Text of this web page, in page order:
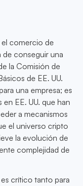
comercio de
de conseguir una
la Comisión de
de EE. UU.
una empresa; es
EE. UU. que han
a mecanismos
el universo cripto
la evolución de
complejidad de
es crítico tanto para